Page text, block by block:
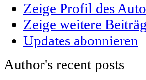
Zeige Profil des
Zeige weitere
Updates abonnieren
Author's recent posts